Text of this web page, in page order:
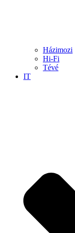
Házimozi
Hi-Fi
Tévé
IT